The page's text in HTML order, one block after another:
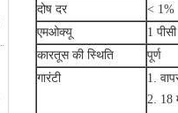
दोष दर
< 1%
एमओक्यू
1 पीसी
कारतूस की स्थिति
पूर्ण
गारंटी
1.
2. 18